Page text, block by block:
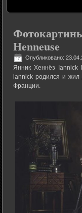
Henneuse
Опубликовано:
Янник Хеннёз Iannick
iannick родился и жил
Франции.